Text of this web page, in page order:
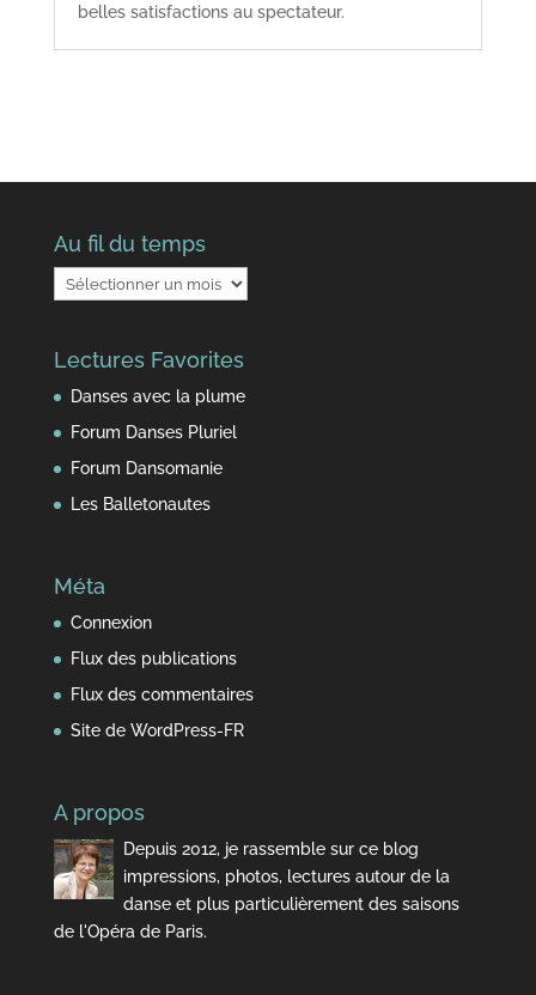
belles satisfactions au spectateur.
Au fil du temps
Au
fil
temps
Lectures Favorites
Danses avec la plume
Forum Danses Pluriel
Forum Dansomanie
Les Balletonautes
Méta
Connexion
Flux des publications
Flux des commentaires
Site de WordPress-FR
A propos
Depuis 2012, je rassemble sur ce blog
impressions, photos, lectures autour de la
danse et plus particulièrement des saisons
de l'Opéra de Paris.